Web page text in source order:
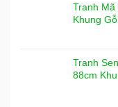
Tranh
Khung
Tranh
88cm